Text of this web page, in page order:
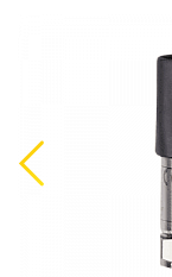
Previous